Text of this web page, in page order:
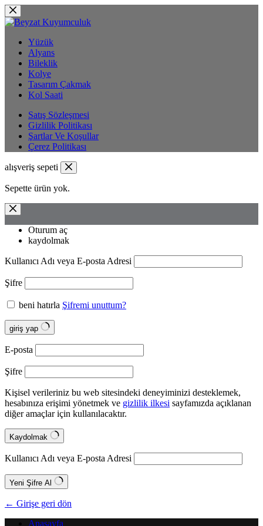
İçeriğe
geç
Yüzük
Alyans
Bileklik
Kolye
Tasarım Çakmak
Kol Saati
Satış Sözleşmesi
Gizlilik Politikası
Şartlar Ve Koşullar
Çerez Politikası
alışveriş sepeti
Sepette ürün yok.
Oturum aç
kaydolmak
Kullanıcı Adı veya E-posta Adresi
Şifre
beni hatırla Şifremi unuttum?
giriş yap
E-posta
Şifre
Kişisel verileriniz bu web sitesindeki deneyiminizi desteklemek,
hesabınıza erişimi yönetmek ve gizlilik ilkesi sayfamızda açıklanan
diğer amaçlar için kullanılacaktır.
Kaydolmak
Kullanıcı Adı veya E-posta Adresi
Yeni Şifre Al
← Girişe geri dön
Anasayfa